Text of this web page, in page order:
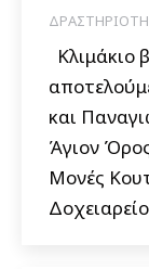
Κλιμάκιο
και
Άγιον Όρος
Μονές